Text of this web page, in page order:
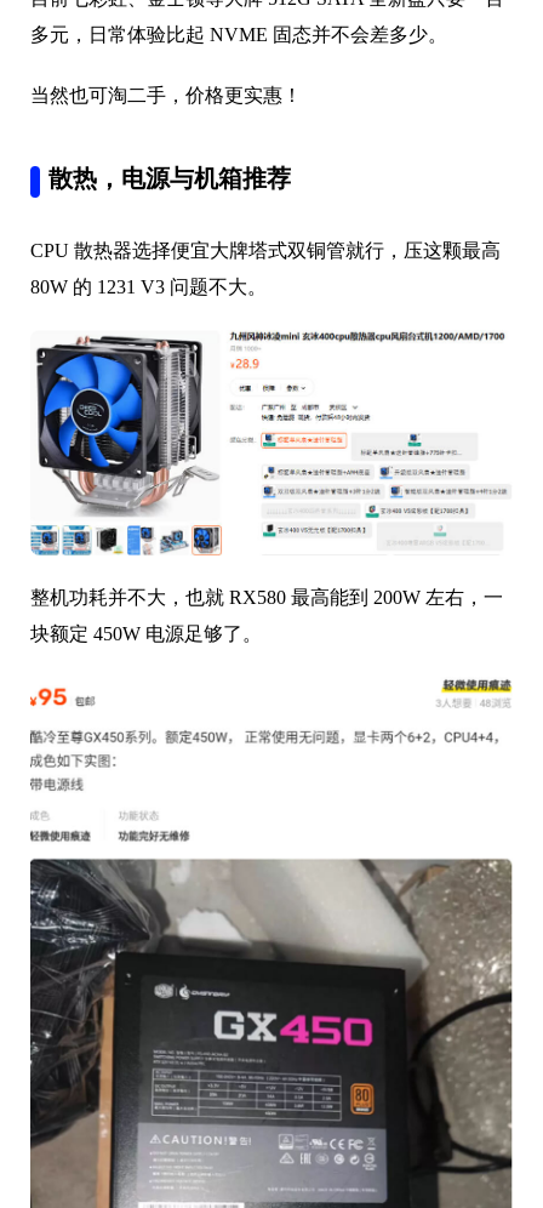
多元，日常体验比起 NVME 固态并不会差多少。
当然也可淘二手，价格更实惠！
散热，电源与机箱推荐
CPU 散热器选择便宜大牌塔式双铜管就行，压这颗最高
80W 的 1231 V3 问题不大。
整机功耗并不大，也就 RX580 最高能到 200W 左右，一
块额定 450W 电源足够了。